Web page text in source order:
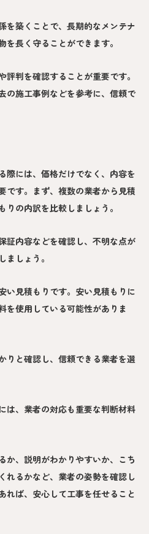
を築くことで、長期的なメンテナ
長く守ることができます。
判を確認することが重要です。
の施工事例などを参考に、信頼で
際には、価格だけでなく、内容を
です。まず、複数の業者から見積
の内訳を比較しましょう。
証内容などを確認し、不明な点が
しょう。
い見積もりです。安い見積もりに
を使用している可能性がありま
りと確認し、信頼できる業者を選
は、業者の対応も重要な判断材料
か、説明がわかりやすいか、こち
れるかなど、業者の姿勢を確認し
れば、安心して工事を任せること